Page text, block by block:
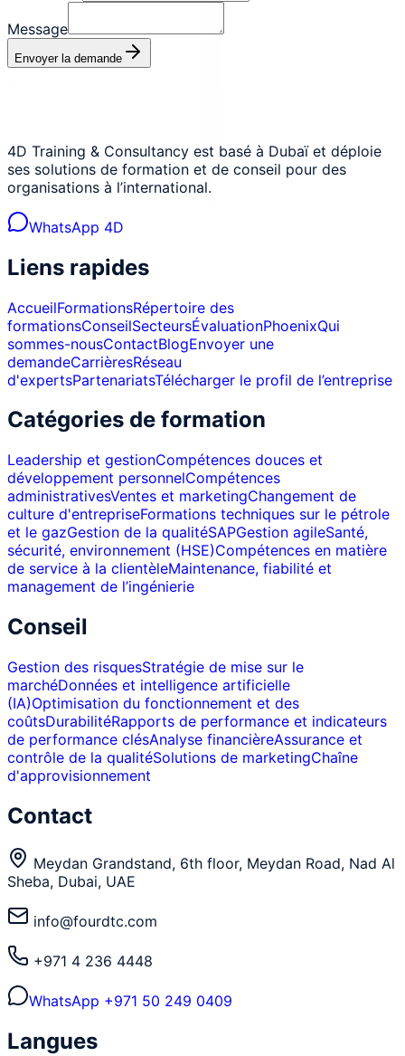
Message
Envoyer la demande
4D Training & Consultancy est basé à Dubaï et déploie
ses solutions de formation et de conseil pour des
organisations à l’international.
WhatsApp 4D
Liens rapides
AccueilFormationsRépertoire des
formationsConseilSecteursÉvaluationPhoenixQui
sommes-nousContactBlogEnvoyer une
demandeCarrièresRéseau
d'expertsPartenariatsTélécharger le profil de l’entreprise
Catégories de formation
Leadership et gestionCompétences douces et
développement personnelCompétences
administrativesVentes et marketingChangement de
culture d'entrepriseFormations techniques sur le pétrole
et le gazGestion de la qualitéSAPGestion agileSanté,
sécurité, environnement (HSE)Compétences en matière
de service à la clientèleMaintenance, fiabilité et
management de l’ingénierie
Conseil
Gestion des risquesStratégie de mise sur le
marchéDonnées et intelligence artificielle
(IA)Optimisation du fonctionnement et des
coûtsDurabilitéRapports de performance et indicateurs
de performance clésAnalyse financièreAssurance et
contrôle de la qualitéSolutions de marketingChaîne
d'approvisionnement
Contact
Meydan Grandstand, 6th floor, Meydan Road, Nad Al
Sheba, Dubai, UAE
info@fourdtc.com
+971 4 236 4448
WhatsApp +971 50 249 0409
Langues